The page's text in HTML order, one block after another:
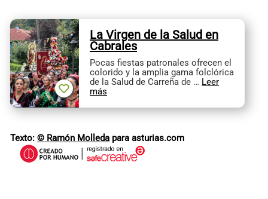
La Virgen de la Salud en
Cabrales
Pocas fiestas patronales ofrecen el
colorido y la amplia gama folclórica
de la Salud de Carreña de … Leer
más
Texto: © Ramón Molleda para asturias.com